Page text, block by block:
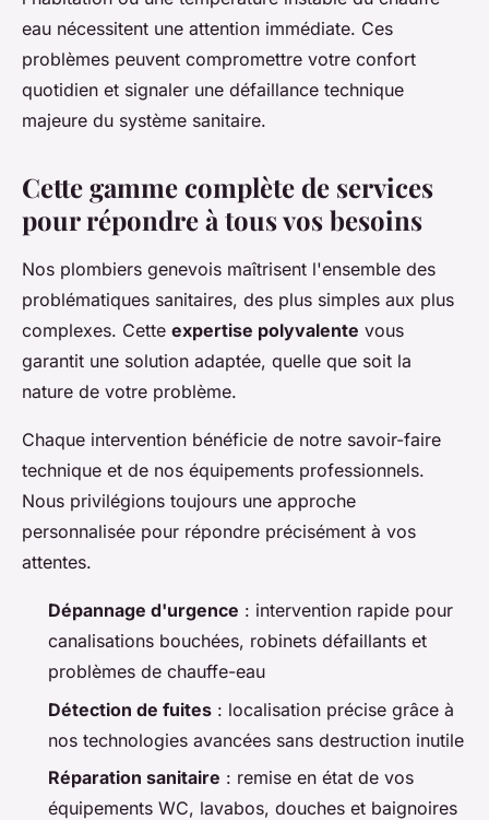
eau nécessitent une attention immédiate. Ces
problèmes peuvent compromettre votre confort
quotidien et signaler une défaillance technique
majeure du système sanitaire.
Cette gamme complète de services
pour répondre à tous vos besoins
Nos plombiers genevois maîtrisent l'ensemble des
problématiques sanitaires, des plus simples aux plus
complexes. Cette expertise polyvalente vous
garantit une solution adaptée, quelle que soit la
nature de votre problème.
Chaque intervention bénéficie de notre savoir-faire
technique et de nos équipements professionnels.
Nous privilégions toujours une approche
personnalisée pour répondre précisément à vos
attentes.
Dépannage d'urgence : intervention rapide pour
canalisations bouchées, robinets défaillants et
problèmes de chauffe-eau
Détection de fuites : localisation précise grâce à
nos technologies avancées sans destruction inutile
Réparation sanitaire : remise en état de vos
équipements WC, lavabos, douches et baignoires